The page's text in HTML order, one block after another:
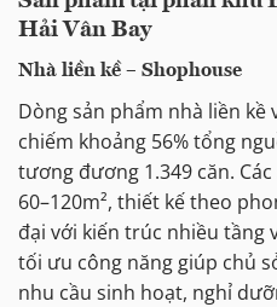
Hải Vân Bay
Nhà liền kề – Shophouse
Dòng sản phẩm nhà liền
chiếm khoảng 56% tổng
tương đương 1.349 căn.
60–120m², thiết kế theo
đại với kiến trúc nhiều tầng
tối ưu công năng giúp chủ
nhu cầu sinh hoạt, nghỉ